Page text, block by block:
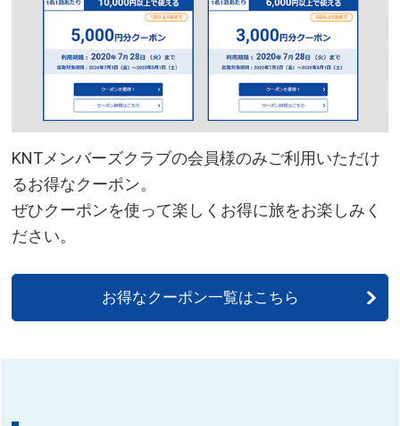
KNTメンバーズクラブの会員様のみご利用いただけ
るお得なクーポン。
ぜひクーポンを使って楽しくお得に旅をお楽しみく
ださい。
お得なクーポン一覧はこちら